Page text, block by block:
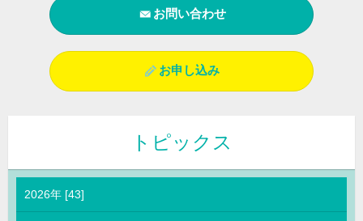
お問い合わせ
お申し込み
トピックス
2026年 [43]